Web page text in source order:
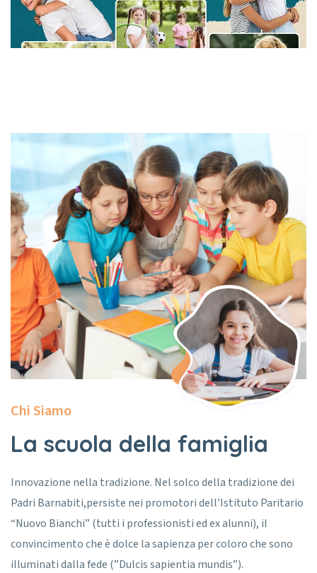
Chi Siamo
La scuola della famiglia
Innovazione nella tradizione. Nel solco della tradizione dei
Padri Barnabiti,persiste nei promotori dell’Istituto Paritario
“Nuovo Bianchi” (tutti i professionisti ed ex alunni), il
convincimento che è dolce la sapienza per coloro che sono
illuminati dalla fede (”Dulcis sapientia mundis”).